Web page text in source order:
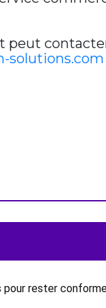
peut
solutions.com
pour rester